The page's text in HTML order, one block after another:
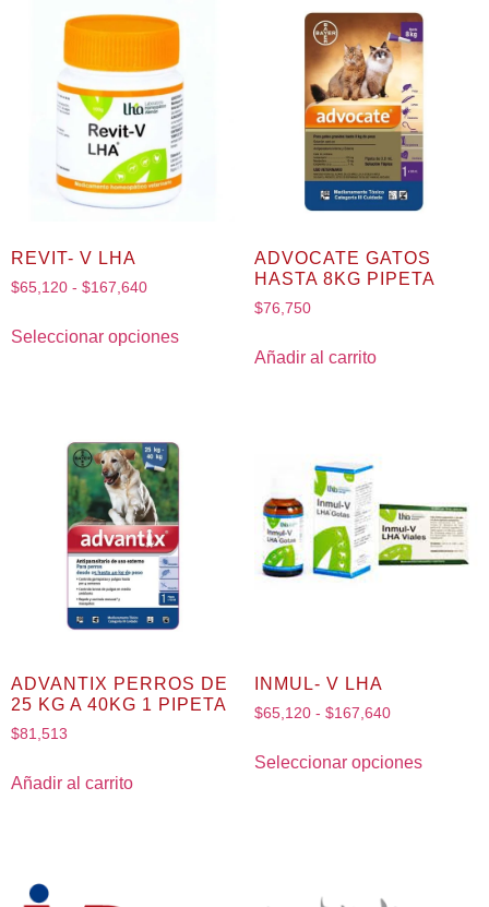
REVIT- V LHA
$65,120 - $167,640
Seleccionar opciones
ADVOCATE GATOS
HASTA 8KG PIPETA
$76,750
Añadir al carrito
ADVANTIX PERROS DE
25 KG A 40KG 1 PIPETA
$81,513
Añadir al carrito
INMUL- V LHA
$65,120 - $167,640
Seleccionar opciones